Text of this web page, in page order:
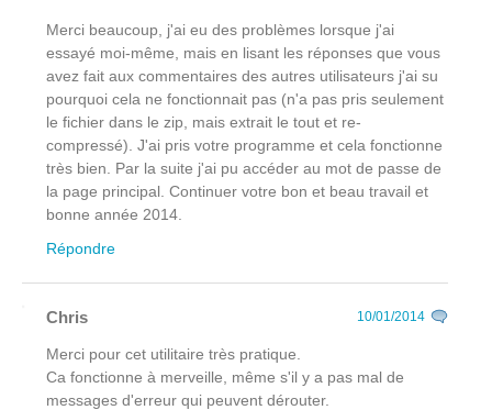
Merci beaucoup, j'ai eu des problèmes lorsque j'ai
essayé moi-même, mais en lisant les réponses que vous
avez fait aux commentaires des autres utilisateurs j'ai su
pourquoi cela ne fonctionnait pas (n'a pas pris seulement
le fichier dans le zip, mais extrait le tout et re-
compressé). J'ai pris votre programme et cela fonctionne
très bien. Par la suite j'ai pu accéder au mot de passe de
la page principal. Continuer votre bon et beau travail et
bonne année 2014.
Répondre
Chris 10/01/2014
Merci pour cet utilitaire très pratique.
Ca fonctionne à merveille, même s'il y a pas mal de
messages d'erreur qui peuvent dérouter.